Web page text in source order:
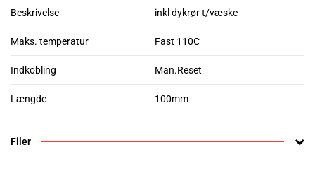
Beskrivelse inkl dykrør t/væske
Maks. temperatur Fast 110C
Indkobling Man.Reset
Længde 100mm
Filer